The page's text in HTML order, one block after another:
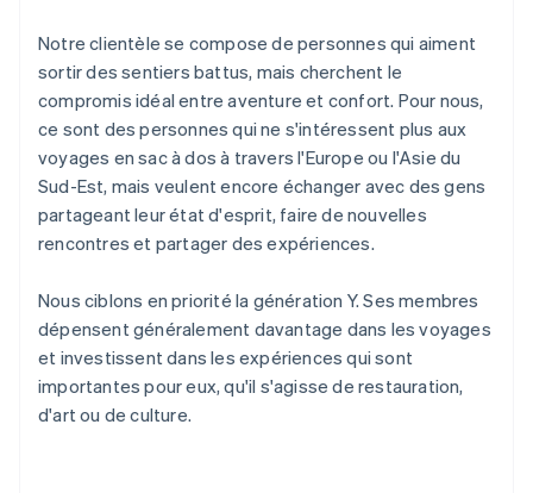
Notre clientèle se compose de personnes qui aiment
sortir des sentiers battus, mais cherchent le
compromis idéal entre aventure et confort. Pour nous,
ce sont des personnes qui ne s'intéressent plus aux
voyages en sac à dos à travers l'Europe ou l'Asie du
Sud-Est, mais veulent encore échanger avec des gens
partageant leur état d'esprit, faire de nouvelles
rencontres et partager des expériences.
Nous ciblons en priorité la génération Y. Ses membres
dépensent généralement davantage dans les voyages
et investissent dans les expériences qui sont
importantes pour eux, qu'il s'agisse de restauration,
d'art ou de culture.